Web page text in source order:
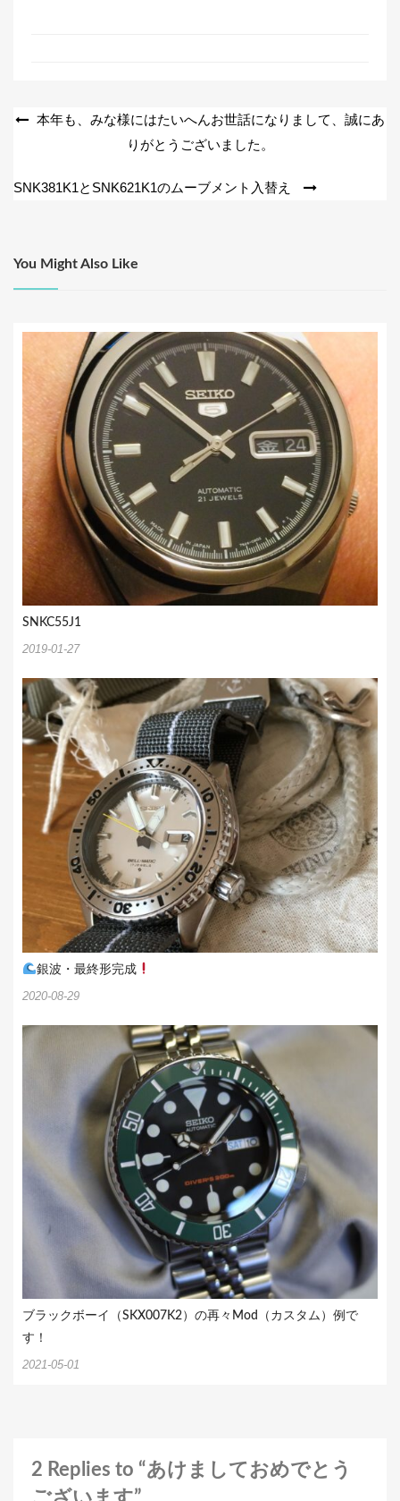
o
k
投
ー
シ
本年も、みな様にはたいへんお世話になりまして、誠にあ
りがとうございました。
SNK381K1とSNK621K1のムーブメント入替え
You Might Also Like
SNKC55J1
2019-01-27
銀波・最終形完成
2020-08-29
ブラックボーイ（SKX007K2）の再々Mod（カスタム）例で
す！
2021-05-01
2 Replies to “あけましておめでとう